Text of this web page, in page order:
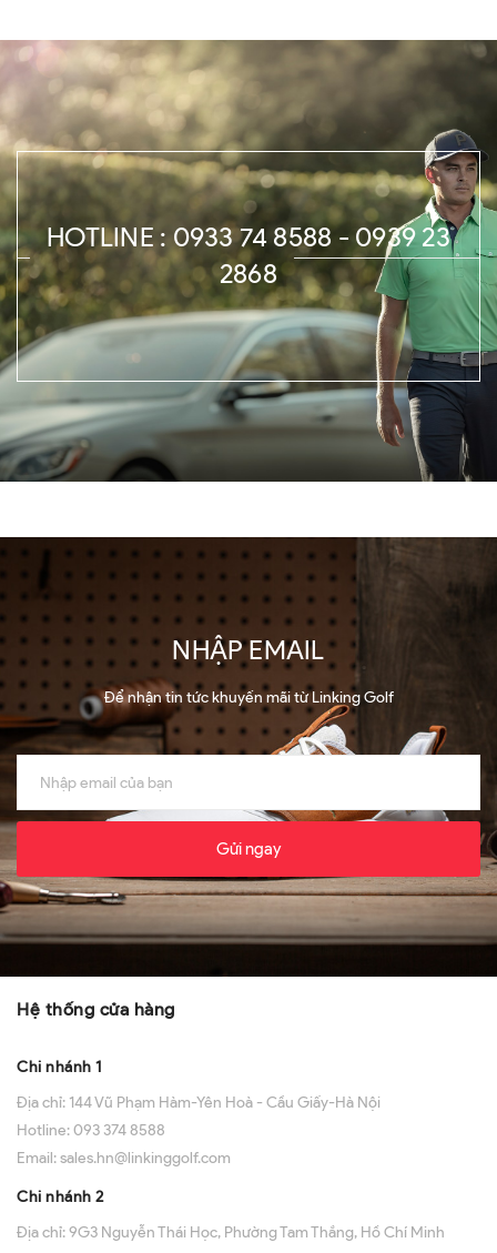
HOTLINE : 0933 74 8588 - 0939 23
2868
NHẬP EMAIL
Để nhận tin tức khuyến mãi từ Linking Golf
Gửi ngay
Hệ thống cửa hàng
Chi nhánh 1
Địa chỉ: 144 Vũ Phạm Hàm-Yên Hoà - Cầu Giấy-Hà Nội
Hotline:093 374 8588
Email:sales.hn@linkinggolf.com
Chi nhánh 2
Địa chỉ:9G3 Nguyễn Thái Học, Phường Tam Thắng, Hồ Chí Minh